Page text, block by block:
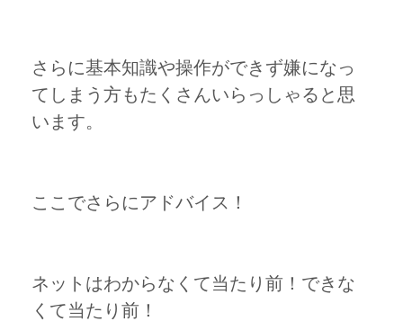
さらに基本知識や操作ができず嫌になっ
てしまう方もたくさんいらっしゃると思
います。
ここでさらにアドバイス！
ネットはわからなくて当たり前！できな
くて当たり前！